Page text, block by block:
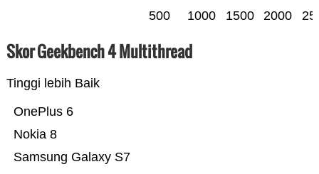
500 1000 1500 2000
Skor Geekbench 4 Multithread
Tinggi lebih Baik
Samsung Galaxy S7
Nokia 8
OnePlus 6